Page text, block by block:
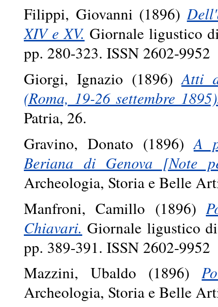
Filippi, Giovanni (1896)
XIV e XV. Giornale ligustico
pp. 280-323. ISSN 2602-9952
Giorgi, Ignazio (1896)Atti
(Roma, 19-26 settembre
Patria, 26.
Gravino, Donato (1896)A
Beriana di Genova [Note
Archeologia, Storia e Belle
Manfroni, Camillo (1896)
Chiavari. Giornale ligustico
pp. 389-391. ISSN 2602-9952
Mazzini, Ubaldo (1896)
Archeologia, Storia e Belle